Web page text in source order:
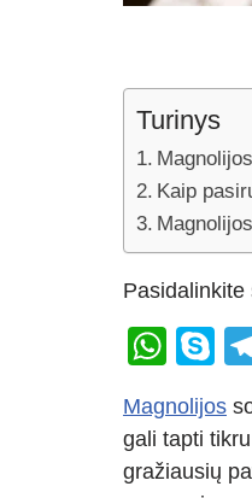
Turinys
Kaip
Pasidalinkite
W
at
s
S
p
e
Magnolijos
gali tapti
gražiausių